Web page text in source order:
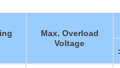
Max. Overload
Voltage